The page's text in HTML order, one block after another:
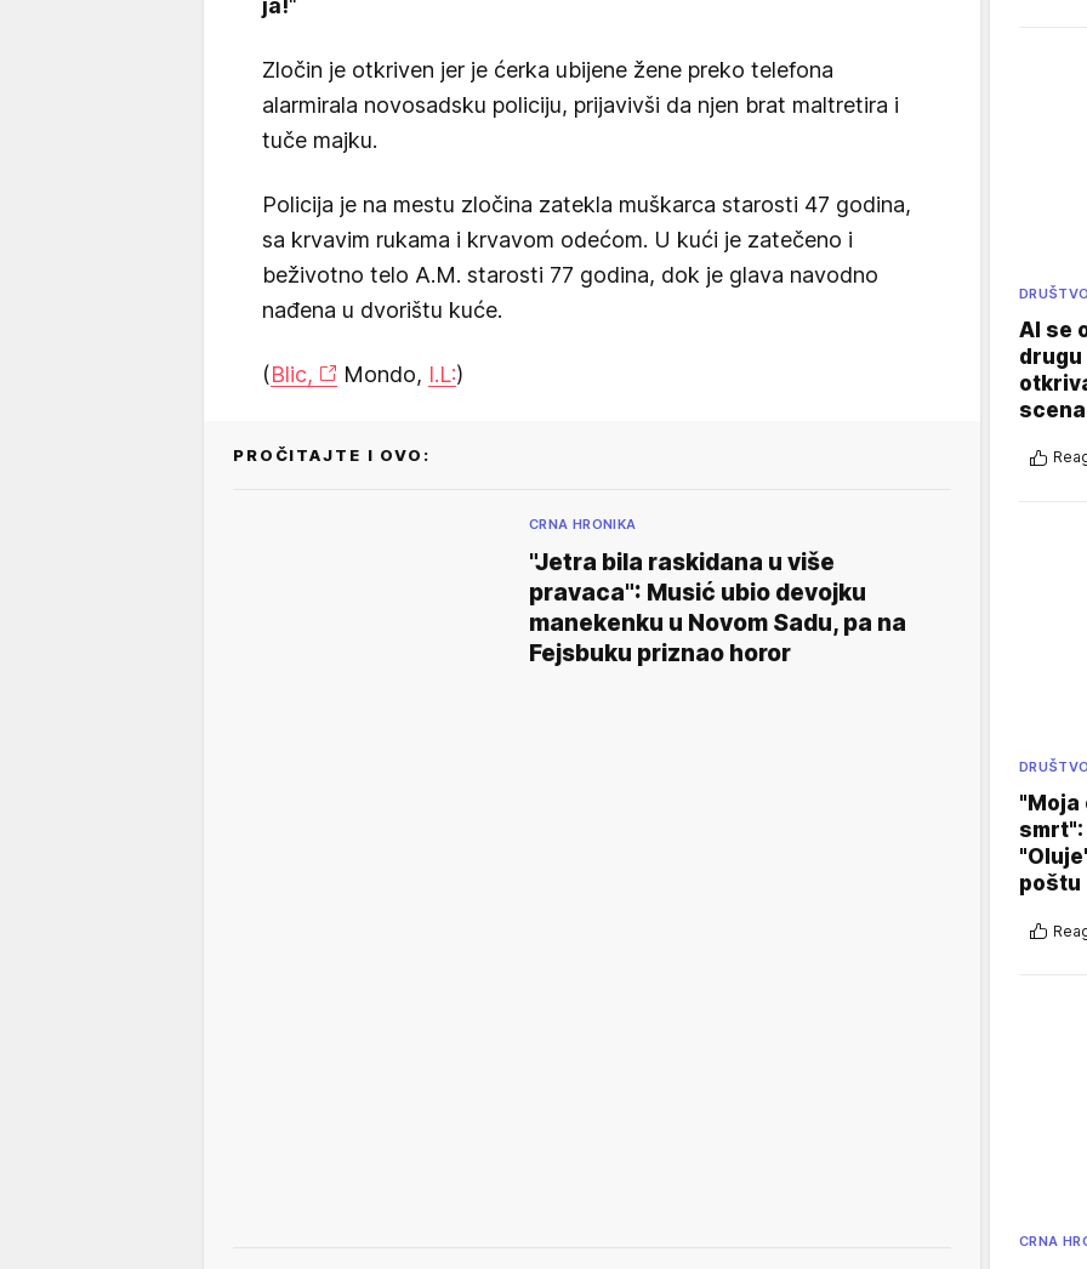
ja!"
Zločin je otkriven jer je ćerka ubijene žene preko telefona
alarmirala novosadsku policiju, prijavivši da njen brat maltretira i
tuče majku.
Policija je na mestu zločina zatekla muškarca starosti 47 godina,
sa krvavim rukama i krvavom odećom. U kući je zatečeno i
beživotno telo A.M. starosti 77 godina, dok je glava navodno
nađena u dvorištu kuće.
(Blic, Mondo, I.L:)
PROČITAJTE I OVO:
CRNA HRONIKA
"Jetra bila raskidana u više
pravaca": Musić ubio devojku
manekenku u Novom Sadu, pa na
Fejsbuku priznao horor
DRUŠTVO
AI se
DRUŠTVO
"Moja
poštu
CRNA